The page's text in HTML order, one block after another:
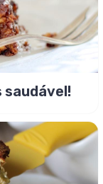
saudável!